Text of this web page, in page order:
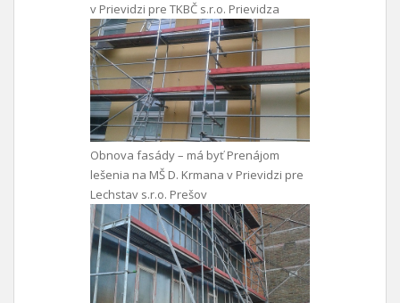
v Prievidzi pre TKBČ s.r.o. Prievidza
Obnova fasády – má byť Prenájom
lešenia na MŠ D. Krmana v Prievidzi pre
Lechstav s.r.o. Prešov